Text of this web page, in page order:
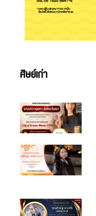
ศิษย์เก่า